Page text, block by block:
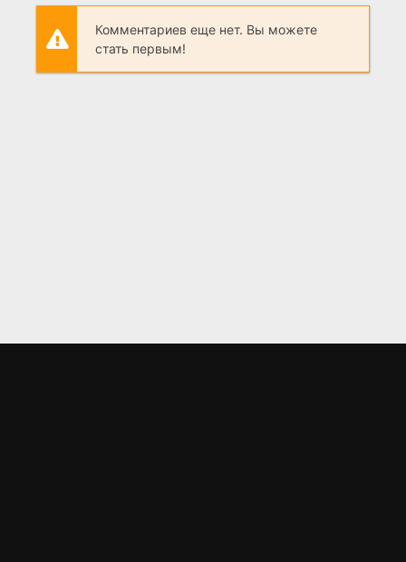
Комментариев еще нет. Вы можете
стать первым!